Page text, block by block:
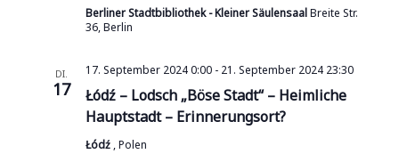
Berliner Stadtbibliothek - Kleiner SäulensaalBreite Str.
36, Berlin
DI.
17
Łódź – Lodsch „Böse Stadt“ – Heimliche
Hauptstadt – Erinnerungsort?
17. September 2024 0:00- 21. September 2024 23:30
Łódź , Polen